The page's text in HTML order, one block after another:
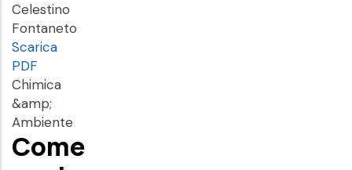
Celestino
Fontaneto
Scarica
PDF
Chimica
&amp;
Ambiente
Come